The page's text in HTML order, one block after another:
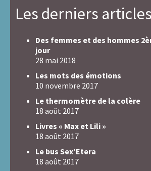
Les derniers articles
Des femmes et des hommes
jour
28 mai 2018
Les mots des émotions
10 novembre 2017
Le thermomètre de la colère
18 août 2017
Livres « Max et Lili »
18 août 2017
Le bus Sex’Etera
18 août 2017